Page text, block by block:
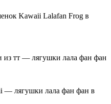
Kawaii Lalafan Frog в
тт — лягушки лала фан фан
— лягушки лала фан фан в